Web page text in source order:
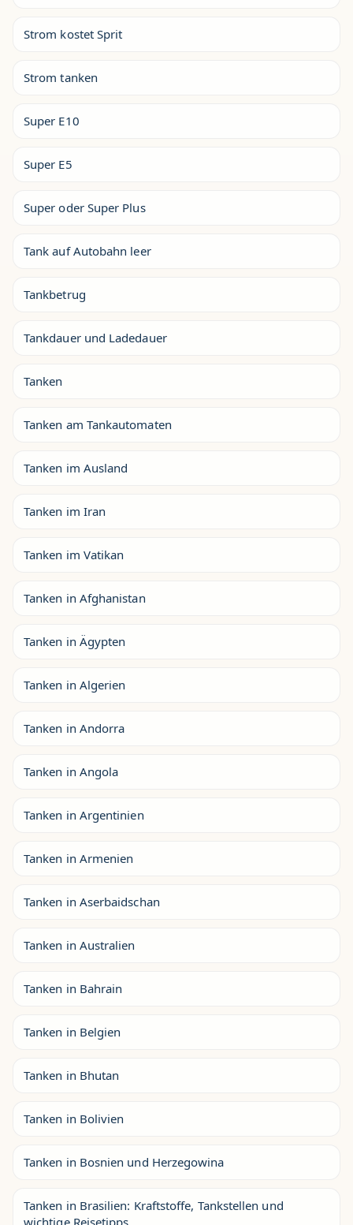
Strom kostet Sprit
Strom tanken
Super E10
Super E5
Super oder Super Plus
Tank auf Autobahn leer
Tankbetrug
Tankdauer und Ladedauer
Tanken
Tanken am Tankautomaten
Tanken im Ausland
Tanken im Iran
Tanken im Vatikan
Tanken in Afghanistan
Tanken in Ägypten
Tanken in Algerien
Tanken in Andorra
Tanken in Angola
Tanken in Argentinien
Tanken in Armenien
Tanken in Aserbaidschan
Tanken in Australien
Tanken in Bahrain
Tanken in Belgien
Tanken in Bhutan
Tanken in Bolivien
Tanken in Bosnien und Herzegowina
Tanken in Brasilien: Kraftstoffe, Tankstellen und